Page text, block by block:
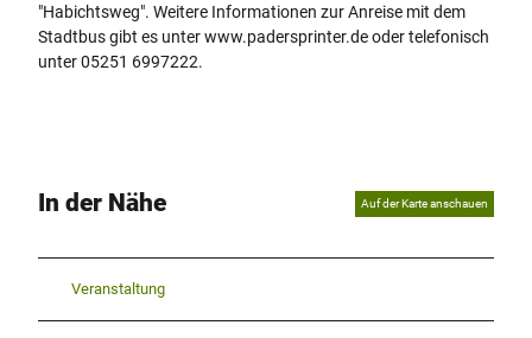
"Habichtsweg". Weitere Informationen zur Anreise mit dem
Stadtbus gibt es unter www.padersprinter.de oder telefonisch
unter 05251 6997222.
In der Nähe Auf der Karte anschauen
Veranstaltung